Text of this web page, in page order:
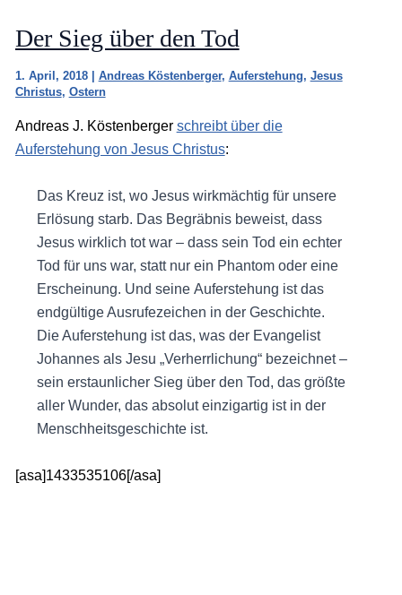
Der Sieg über den Tod
1. April, 2018 Andreas Köstenberger, Auferstehung, Jesus
Christus, Ostern
Andreas J. Köstenberger schreibt über die
Auferstehung von Jesus Christus:
Das Kreuz ist, wo Jesus wirkmächtig für unsere
Erlösung starb. Das Begräbnis beweist, dass
Jesus wirklich tot war – dass sein Tod ein echter
Tod für uns war, statt nur ein Phantom oder eine
Erscheinung. Und seine Auferstehung ist das
endgültige Ausrufezeichen in der Geschichte.
Die Auferstehung ist das, was der Evangelist
Johannes als Jesu „Verherrlichung“ bezeichnet –
sein erstaunlicher Sieg über den Tod, das größte
aller Wunder, das absolut einzigartig ist in der
Menschheitsgeschichte ist.
[asa]1433535106[/asa]